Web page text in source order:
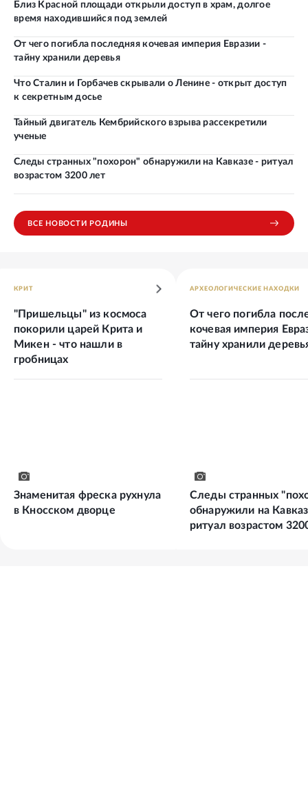
Близ Красной площади открыли доступ в храм, долгое
время находившийся под землей
От чего погибла последняя кочевая империя Евразии -
тайну хранили деревья
Что Сталин и Горбачев скрывали о Ленине - открыт доступ
к секретным досье
Тайный двигатель Кембрийского взрыва рассекретили
ученые
Следы странных "похорон" обнаружили на Кавказе - ритуал
возрастом 3200 лет
ВСЕ НОВОСТИ РОДИНЫ
КРИТ
"Пришельцы" из космоса
покорили царей Крита и
Микен - что нашли в
гробницах
Знаменитая фреска рухнула
в Кносском дворце
АРХЕОЛОГИЧЕСКИЕ НАХОДКИ
От чего погибла
кочевая империя
тайну хранили
Следы странных
обнаружили на
ритуал возрастом